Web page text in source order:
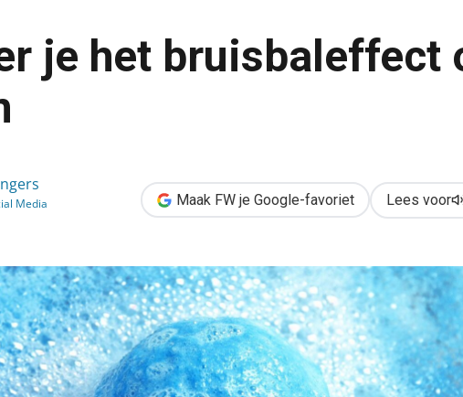
je het bruisbaleffect
Media Maak FW je Google-favoriet Lees voor